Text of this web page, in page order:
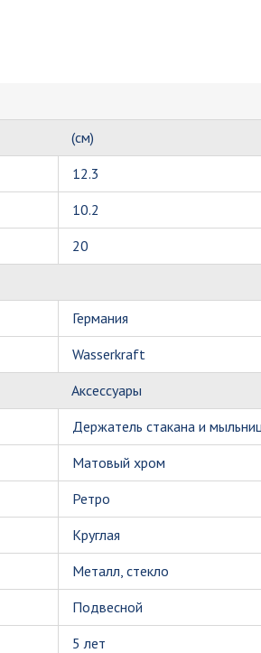
(см)
12.3
10.2
20
Германия
Wasserkraft
Аксессуары
Держатель стакана и
Матовый хром
Ретро
Круглая
Металл, стекло
Подвесной
5 лет